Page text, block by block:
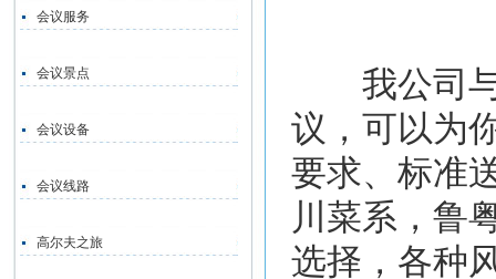
会议服务
会议景点
会议设备
会议线路
高尔夫之旅
我公司与
议，可以为
要求、标准
川菜系，鲁
选择，各种